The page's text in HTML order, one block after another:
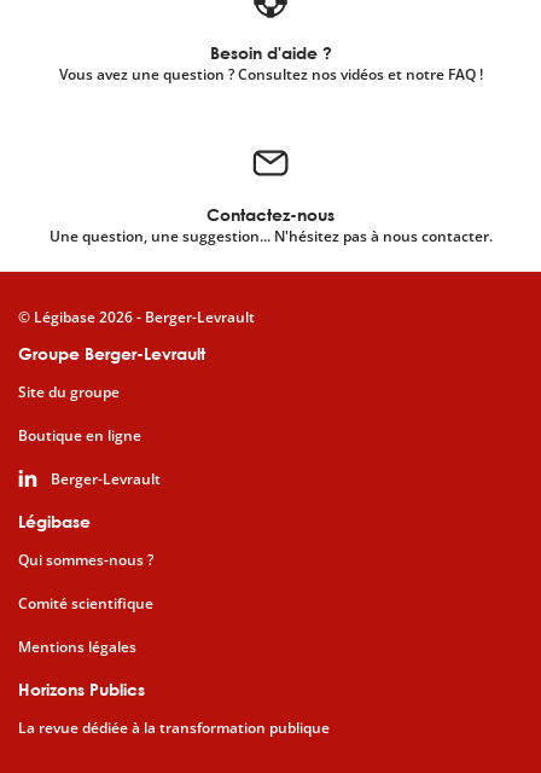
Besoin d'aide ?
Vous avez une question ? Consultez nos vidéos et notre FAQ !
Contactez-nous
Une question, une suggestion... N'hésitez pas à nous contacter.
Groupe Berger-Levrault
Site du groupe
Boutique en ligne
Berger-Levrault
Légibase
Qui sommes-nous ?
Comité scientifique
Mentions légales
Horizons Publics
La revue dédiée à la transformation publique
© Légibase 2026 - Berger-Levrault